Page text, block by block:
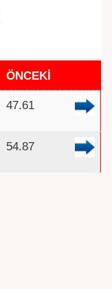
ÖNCEKİ
47.61
54.87